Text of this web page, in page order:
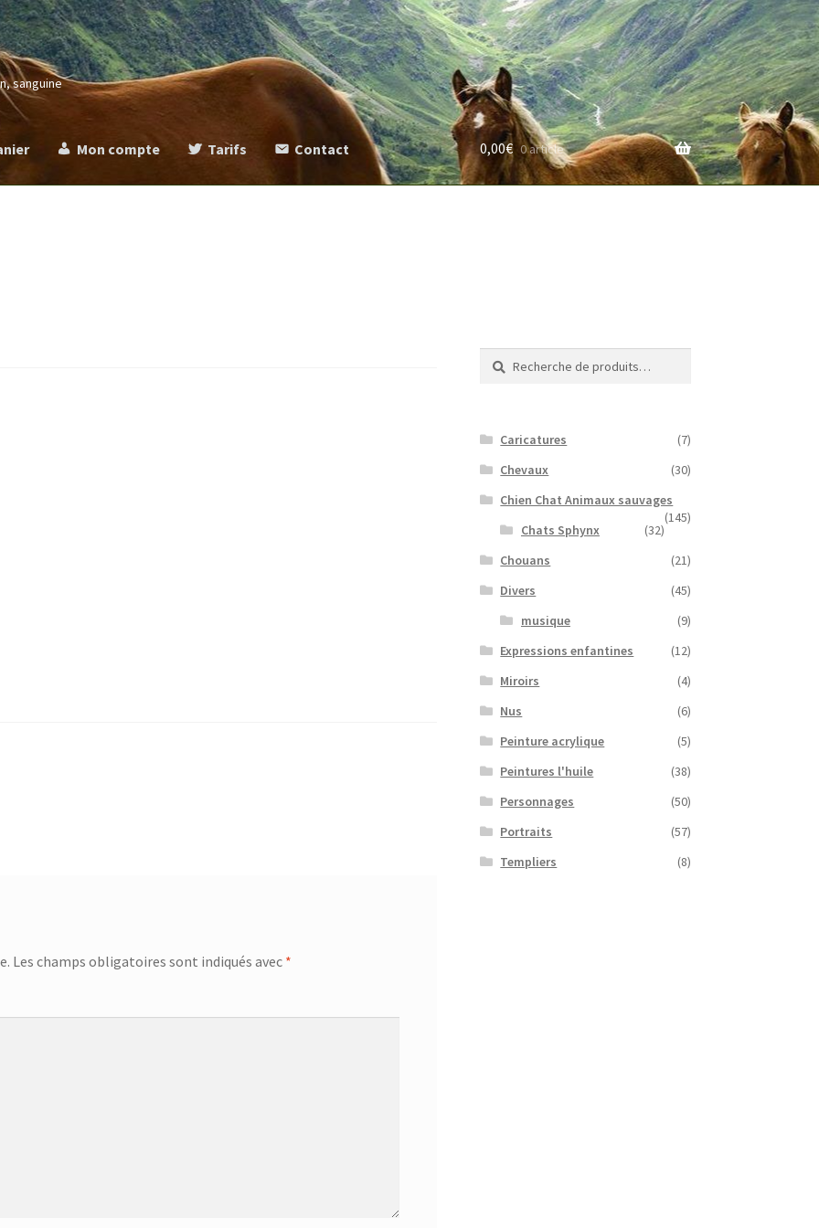
sanguine
Mon compte Tarifs Contact 0,00€ 0 article
Les champs obligatoires sont indiqués avec *
Recherche
pour :
Recherche
Caricatures
(7)
Chevaux
(30)
Chien Chat Animaux sauvages
(145)
Chats Sphynx
(32)
Chouans
(21)
Divers
(45)
musique
(9)
Expressions enfantines
(12)
Miroirs
(4)
Nus
(6)
Peinture acrylique
(5)
Peintures l'huile
(38)
Personnages
(50)
Portraits
(57)
Templiers
(8)